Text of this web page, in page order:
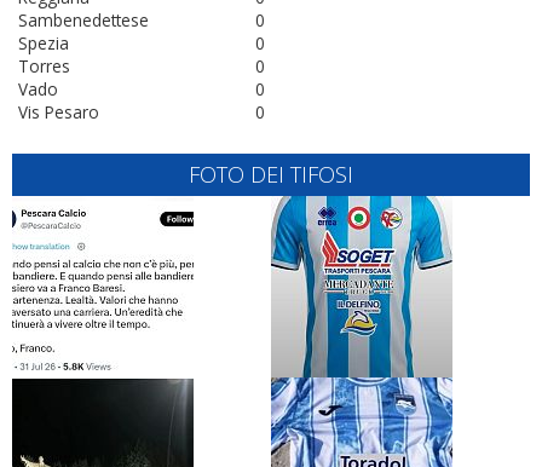
0
Sambenedettese
0
Spezia
0
Torres
0
Vado
0
Vis Pesaro
FOTO DEI TIFOSI